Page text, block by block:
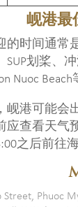
岘港最
的时间通常
SUP划桨、
Nuoc
岘港可能会
应查看天气
之后前往
Street, Phuoc